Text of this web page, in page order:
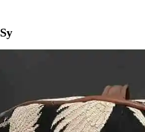
Sy